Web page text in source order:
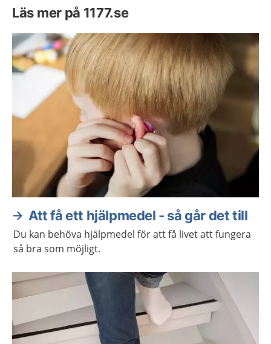
Läs mer på 1177.se
Att få ett hjälpmedel - så går det till
Du kan behöva hjälpmedel för att få livet att fungera
så bra som möjligt.